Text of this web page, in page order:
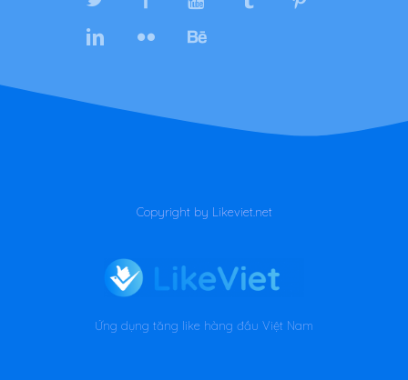
Copyright by Likeviet.net
Ứng dụng tăng like hàng đầu Việt Nam